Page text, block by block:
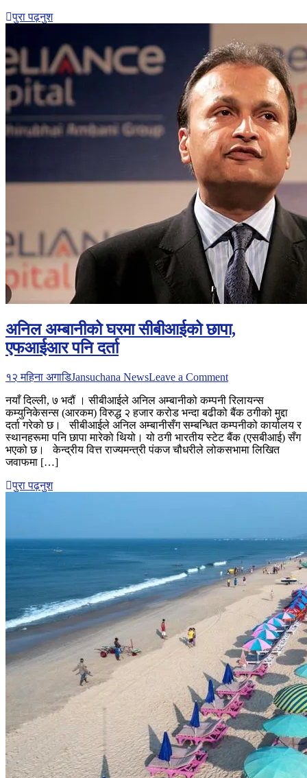
पुरा पढ़नुश
अनिल अम्बानीको घरमा सीबीआईको छापा,
एफआईआर पनि दर्ता
१२ महिना अगाडिJansuchana NewsLeave a Commenton
अम्बानीको
घरमा
सीबीआईको
छापा,
एफआईआर
नयाँ दिल्ली, ७ भदौं । सीबीआईले अनिल अम्बानीको कम्पनी रिलायन्स
कम्युनिकेसन्स (आरकम) विरुद्ध २ हजार करोड भन्दा बढीको बैंक ठगीको मुद्दा
दर्ता गरेको छ। सीबीआईले अनिल अम्बानीसँग सम्बन्धित कम्पनीको कार्यालय र
स्थानहरूमा पनि छापा मारेको थियो। यो ठगी भारतीय स्टेट बैंक (एसबीआई) सँग
भएको छ। केन्द्रीय वित्त राज्यमन्त्री पंकज चौधरीले लोकसभामा लिखित
जवाफमा […]
पुरा पढ़नुश